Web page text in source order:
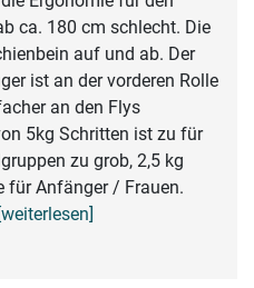
ca. 180 cm schlecht. Die
auf und ab. Der
ist an der vorderen Rolle
an den Flys
5kg Schritten ist zu für
zu grob, 2,5 kg
für Anfänger / Frauen.